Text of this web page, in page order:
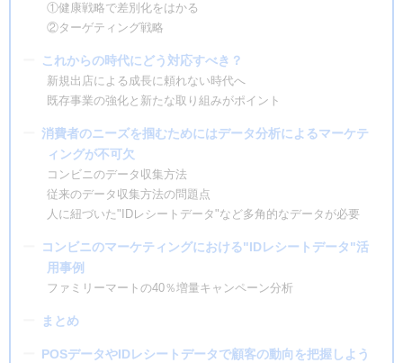
①健康戦略で差別化をはかる
②ターゲティング戦略
これからの時代にどう対応すべき？
新規出店による成長に頼れない時代へ
既存事業の強化と新たな取り組みがポイント
消費者のニーズを掴むためにはデータ分析によるマーケテ
ィングが不可欠
コンビニのデータ収集方法
従来のデータ収集方法の問題点
人に紐づいた"IDレシートデータ"など多角的なデータが必要
コンビニのマーケティングにおける"IDレシートデータ"活
用事例
ファミリーマートの40％増量キャンペーン分析
まとめ
POSデータやIDレシートデータで顧客の動向を把握しよう